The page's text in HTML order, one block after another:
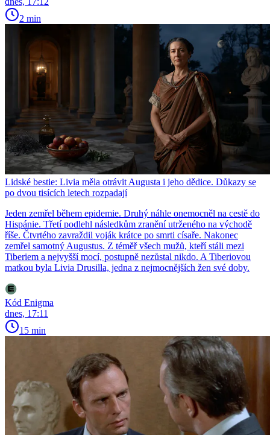
2 min
Lidské bestie: Livia měla otrávit Augusta i jeho dědice. Důkazy se
po dvou tisících letech rozpadají
Jeden zemřel během epidemie. Druhý náhle onemocněl na cestě do
Hispánie. Třetí podlehl následkům zranění utrženého na východě
říše. Čtvrtého zavraždil voják krátce po smrti císaře. Nakonec
zemřel samotný Augustus. Z téměř všech mužů, kteří stáli mezi
Tiberiem a nejvyšší mocí, postupně nezůstal nikdo. A Tiberiovou
matkou byla Livia Drusilla, jedna z nejmocnějších žen své doby.
Kód Enigma
dnes, 17:11
15 min